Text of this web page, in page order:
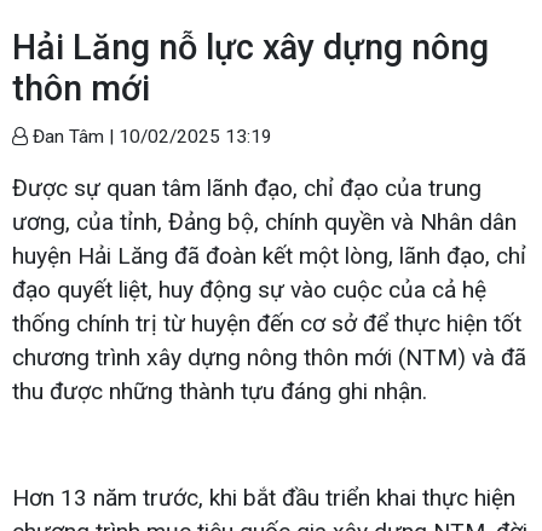
Hải Lăng nỗ lực xây dựng nông
thôn mới
Đan Tâm | 10/02/2025 13:19
Được sự quan tâm lãnh đạo, chỉ đạo của trung
ương, của tỉnh, Đảng bộ, chính quyền và Nhân dân
huyện Hải Lăng đã đoàn kết một lòng, lãnh đạo, chỉ
đạo quyết liệt, huy động sự vào cuộc của cả hệ
thống chính trị từ huyện đến cơ sở để thực hiện tốt
chương trình xây dựng nông thôn mới (NTM) và đã
thu được những thành tựu đáng ghi nhận.
Hơn 13 năm trước, khi bắt đầu triển khai thực hiện